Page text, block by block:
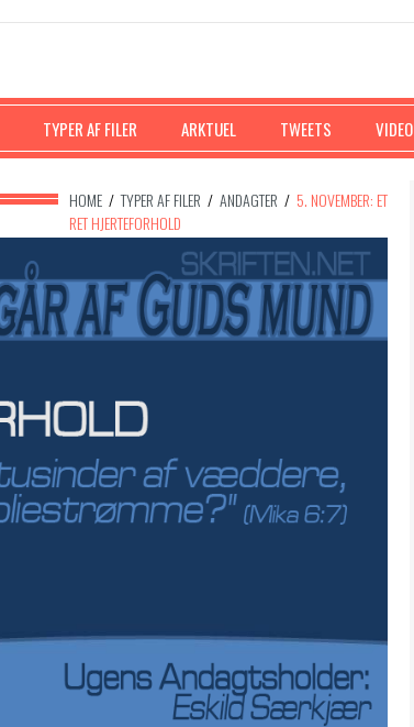
TYPER AF FILER ARKTUEL TWEETS VIDEO
HOME / TYPER AF FILER / ANDAGTER / 5. NOVEMBER: ET
RET HJERTEFORHOLD